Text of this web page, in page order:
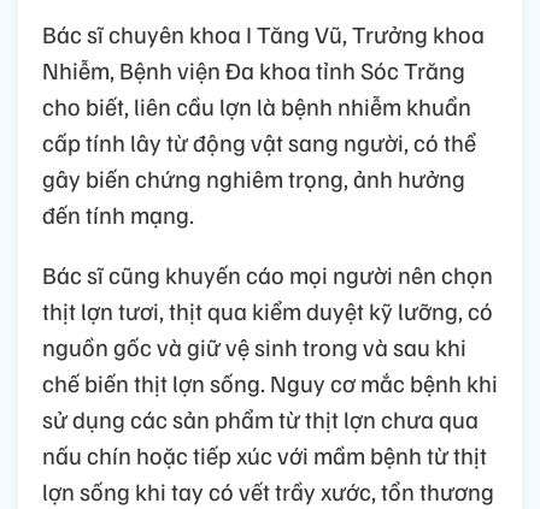
Bác sĩ chuyên khoa I Tăng Vũ, Trưởng khoa
Nhiễm, Bệnh viện Đa khoa tỉnh Sóc Trăng
cho biết, liên cầu lợn là bệnh nhiễm khuẩn
cấp tính lây từ động vật sang người, có thể
gây biến chứng nghiêm trọng, ảnh hưởng
đến tính mạng.
Bác sĩ cũng khuyến cáo mọi người nên chọn
thịt lợn tươi, thịt qua kiểm duyệt kỹ lưỡng, có
nguồn gốc và giữ vệ sinh trong và sau khi
chế biến thịt lợn sống. Nguy cơ mắc bệnh khi
sử dụng các sản phẩm từ thịt lợn chưa qua
nấu chín hoặc tiếp xúc với mầm bệnh từ thịt
lợn sống khi tay có vết trầy xước, tổn thương